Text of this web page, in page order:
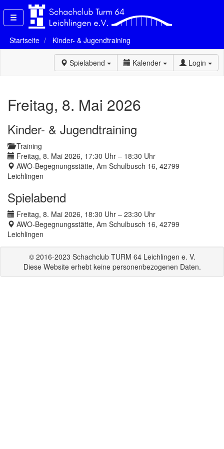
Startseite Kinder- & Jugendtraining
Spielabend Kalender Login
Freitag, 8. Mai 2026
Kinder- & Jugendtraining
Training
Freitag, 8. Mai 2026, 17:30 Uhr – 18:30 Uhr
AWO-Begegnungsstätte, Am Schulbusch 16, 42799
Leichlingen
Spielabend
Freitag, 8. Mai 2026, 18:30 Uhr – 23:30 Uhr
AWO-Begegnungsstätte, Am Schulbusch 16, 42799
Leichlingen
© 2016-2023 Schachclub TURM 64 Leichlingen e. V.
Diese Website erhebt keine personenbezogenen Daten.